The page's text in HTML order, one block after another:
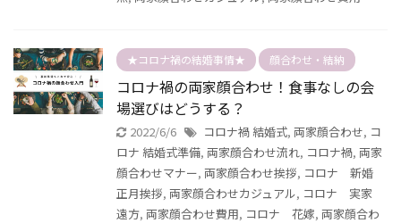
★コロナ禍の結婚事情★ 顔合わせ・結納
コロナ禍の両家顔合わせ！食事なしの会
場選びはどうする？
2022/6/6 コロナ禍 結婚式, 両家顔合わせ, コ
ロナ 結婚式準備, 両家顔合わせ流れ, コロナ禍, 両家
顔合わせマナー, 両家顔合わせ挨拶, コロナ 新婚
正月挨拶, 両家顔合わせカジュアル, コロナ 実家
遠方, 両家顔合わせ費用, コロナ 花嫁, 両家顔合わ